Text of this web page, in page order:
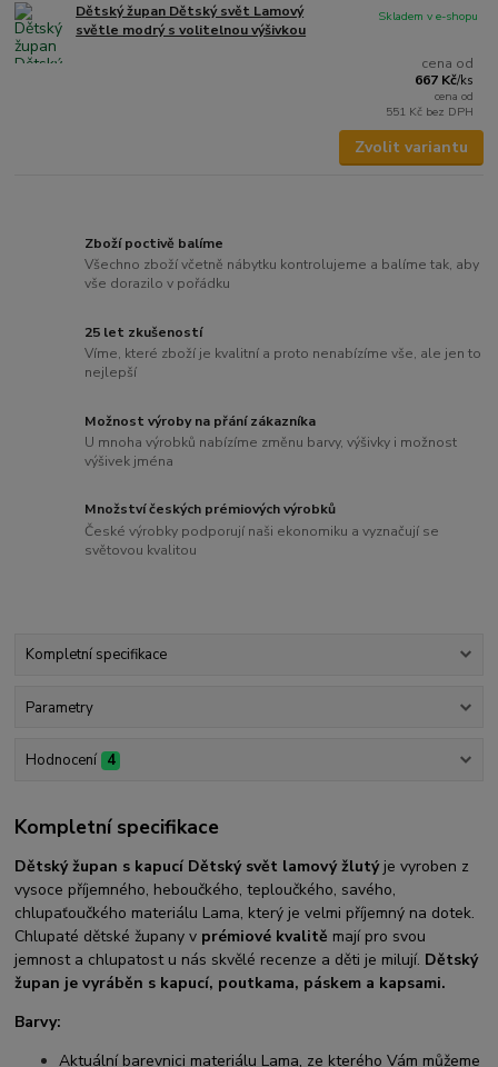
Dětský župan Dětský svět Lamový
světle modrý s volitelnou výšivkou
cena od
667 Kč/ks
cena od
551 Kč bez DPH
Skladem v e-shopu
Zvolit variantu
Zboží poctivě balíme
Všechno zboží včetně nábytku kontrolujeme a balíme tak, aby
vše dorazilo v pořádku
25 let zkušeností
Víme, které zboží je kvalitní a proto nenabízíme vše, ale jen to
nejlepší
Možnost výroby na přání zákazníka
U mnoha výrobků nabízíme změnu barvy, výšivky i možnost
výšivek jména
Množství českých prémiových výrobků
České výrobky podporují naši ekonomiku a vyznačují se
světovou kvalitou
Kompletní specifikace
Parametry
Hodnocení 4
Kompletní specifikace
Dětský župan s kapucí Dětský svět lamový žlutý je vyroben z
vysoce příjemného, heboučkého, teploučkého, savého,
chlupaťoučkého materiálu Lama, který je velmi příjemný na dotek.
Chlupaté dětské župany v prémiové kvalitě mají pro svou
jemnost a chlupatost u nás skvělé recenze a děti je milují. Dětský
župan je vyráběn s kapucí, poutkama, páskem a kapsami.
Barvy:
Aktuální barevnici materiálu Lama, ze kterého Vám můžeme